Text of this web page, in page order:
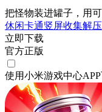
把怪物装进罐子，用
休闲卡通竖屏收集解压
立即下载
官方正版
使用小米游戏中心APP